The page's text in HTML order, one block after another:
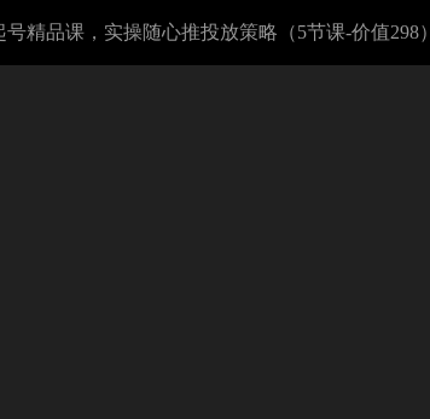
号精品课，实操随心推投放策略（5节课-价值298）